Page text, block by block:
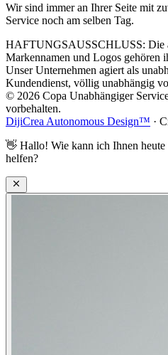
Wir sind immer an Ihrer Seite mit
Service noch am selben Tag.
HAFTUNGSAUSSCHLUSS: Die
Markennamen und Logos gehören
Unser Unternehmen agiert als
Kundendienst, völlig unabhängig
© 2026 Copa Unabhängiger
vorbehalten.
DijiCrea Autonomous Design™ ·
👋 Hallo! Wie kann ich Ihnen
helfen?